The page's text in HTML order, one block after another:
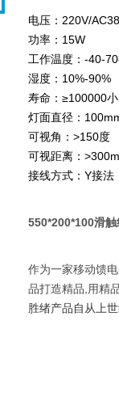
电压：220V/
功率：15W
工作温度：-40-
湿度：10%-90%
寿命：≥100000
灯面直径：
可视角：>150度
可视距离：>300m
接线方式：Y接法
550*200*100滑
作为一家移动馈
品打造精品,用精
胜绪产品自从上